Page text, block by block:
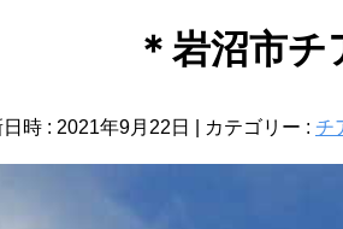
＊岩沼市チア
時 : 2021年9月22日 カテゴリー : チ